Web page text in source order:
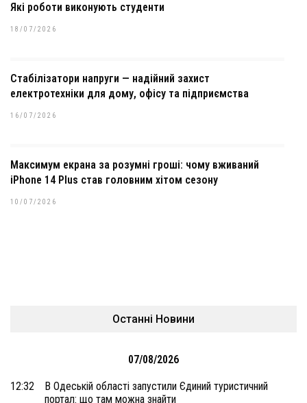
Які роботи виконують студенти
18/07/2026
Стабілізатори напруги — надійний захист
електротехніки для дому, офісу та підприємства
16/07/2026
Максимум екрана за розумні гроші: чому вживаний
iPhone 14 Plus став головним хітом сезону
10/07/2026
Останні Новини
07/08/2026
12:32
В Одеській області запустили Єдиний туристичний
портал: що там можна знайти